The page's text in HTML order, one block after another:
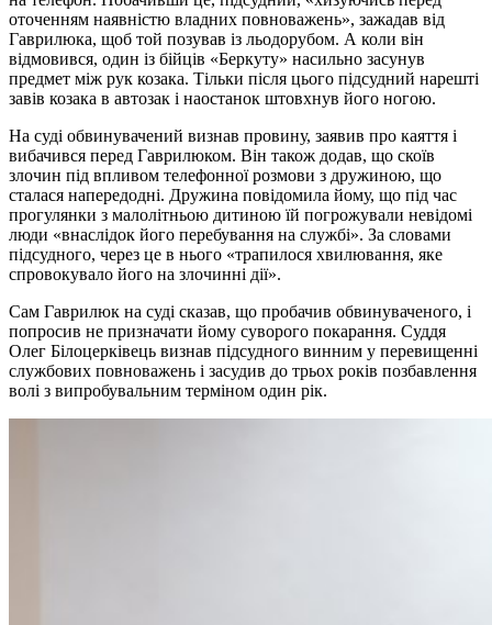
оточенням наявністю владних повноважень», зажадав від
Гаврилюка, щоб той позував із льодорубом. А коли він
відмовився, один із бійців «Беркуту» насильно засунув
предмет між рук козака. Тільки після цього підсудний нарешті
завів козака в автозак і наостанок штовхнув його ногою.
На суді обвинувачений визнав провину, заявив про каяття і
вибачився перед Гаврилюком. Він також додав, що скоїв
злочин під впливом телефонної розмови з дружиною, що
сталася напередодні. Дружина повідомила йому, що під час
прогулянки з малолітньою дитиною їй погрожували невідомі
люди «внаслідок його перебування на службі». За словами
підсудного, через це в нього «трапилося хвилювання, яке
спровокувало його на злочинні дії».
Сам Гаврилюк на суді сказав, що пробачив обвинуваченого, і
попросив не призначати йому суворого покарання. Суддя
Олег Білоцерківець визнав підсудного винним у перевищенні
службових повноважень і засудив до трьох років позбавлення
волі з випробувальним терміном один рік.